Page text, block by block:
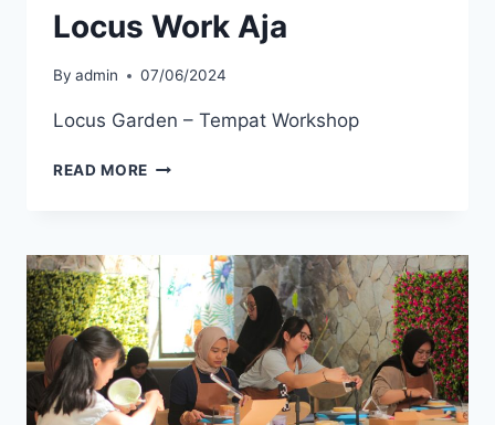
Locus Work Aja
By admin 07/06/2024
Locus Garden – Tempat Workshop
READ MORE